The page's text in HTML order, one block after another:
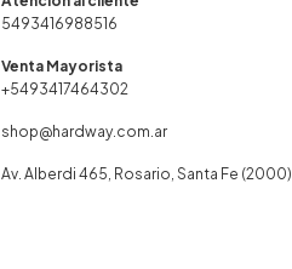
5493416988516
+5493417464302
shop@hardway.com.ar
Av. Alberdi 465, Rosario, Santa Fe (2000)